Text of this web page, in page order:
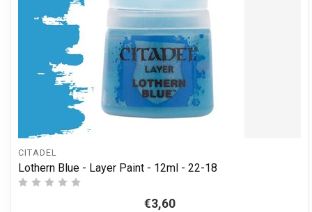
CITADEL
Lothern Blue - Layer Paint - 12ml - 22-18
€3,60